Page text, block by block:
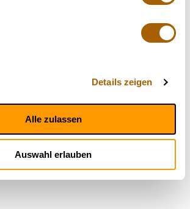
Details zeigen
Alle zulassen
Auswahl erlauben